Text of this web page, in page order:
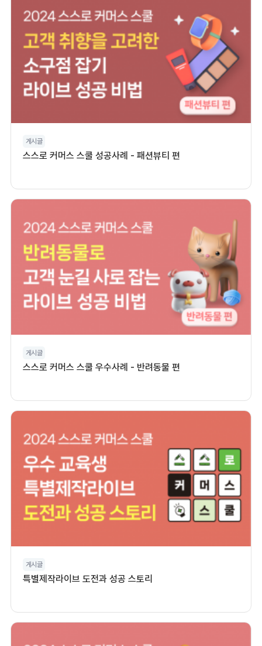
게시글
스스로 커머스 스쿨 성공사례 - 패션뷰티 편
게시글
스스로 커머스 스쿨 우수사례 - 반려동물 편
게시글
특별제작라이브 도전과 성공 스토리